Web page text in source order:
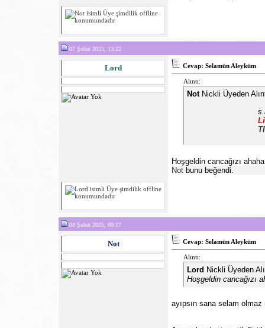
07 Şubat 2025, 13:22
Lord Cevap: Selamün Aleyküm
Alıntı:
NotNickli Üyeden
Hoşgeldin cancağızı
Not bunu beğendi.
08 Şubat 2025, 00:17
Not Cevap: Selamün Aleyküm
Alıntı:
Lord Nickli Üyeden
Hoşgeldin cancağızı
ayıpsın sana selam olmaz